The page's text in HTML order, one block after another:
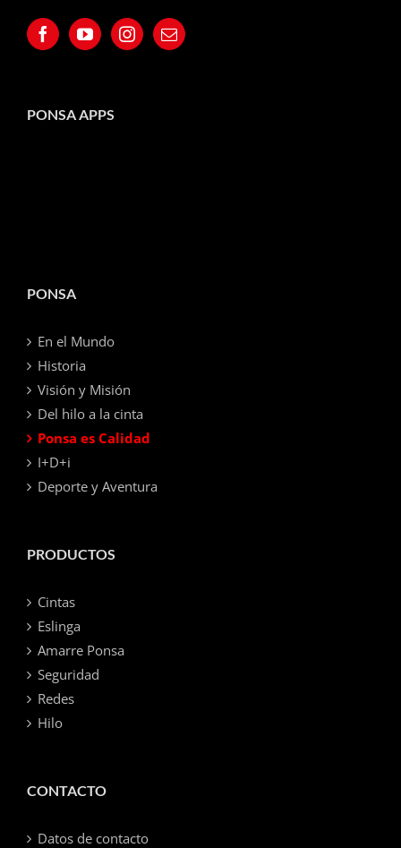
PONSA APPS
PONSA
En el Mundo
Historia
Visión y Misión
Del hilo a la cinta
Ponsa es Calidad
I+D+i
Deporte y Aventura
PRODUCTOS
Cintas
Eslinga
Amarre Ponsa
Seguridad
Redes
Hilo
CONTACTO
Datos de contacto